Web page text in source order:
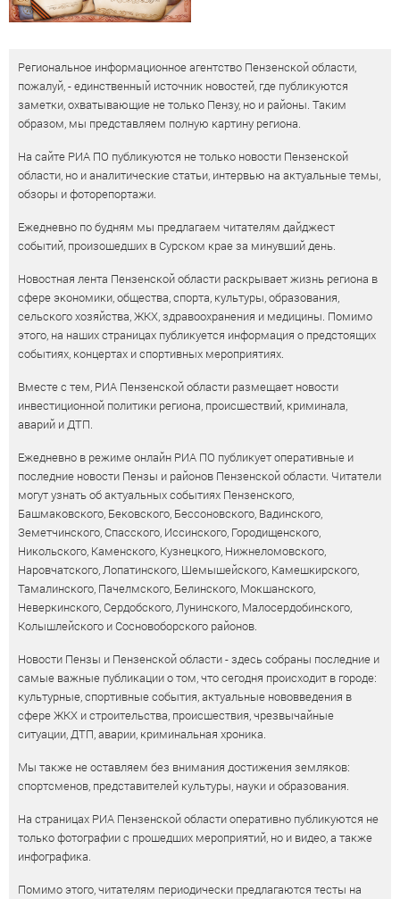
Региональное информационное агентство Пензенской области,
пожалуй, - единственный источник новостей, где публикуются
заметки, охватывающие не только Пензу, но и районы. Таким
образом, мы представляем полную картину региона.
На сайте РИА ПО публикуются не только новости Пензенской
области, но и аналитические статьи, интервью на актуальные темы,
обзоры и фоторепортажи.
Ежедневно по будням мы предлагаем читателям дайджест
событий, произошедших в Сурском крае за минувший день.
Новостная лента Пензенской области раскрывает жизнь региона в
сфере экономики, общества, спорта, культуры, образования,
сельского хозяйства, ЖКХ, здравоохранения и медицины. Помимо
этого, на наших страницах публикуется информация о предстоящих
событиях, концертах и спортивных мероприятиях.
Вместе с тем, РИА Пензенской области размещает новости
инвестиционной политики региона, происшествий, криминала,
аварий и ДТП.
Ежедневно в режиме онлайн РИА ПО публикует оперативные и
последние новости Пензы и районов Пензенской области. Читатели
могут узнать об актуальных событиях Пензенского,
Башмаковского, Бековского, Бессоновского, Вадинского,
Земетчинского, Спасского, Иссинского, Городищенского,
Никольского, Каменского, Кузнецкого, Нижнеломовского,
Наровчатского, Лопатинского, Шемышейского, Камешкирского,
Тамалинского, Пачелмского, Белинского, Мокшанского,
Неверкинского, Сердобского, Лунинского, Малосердобинского,
Колышлейского и Сосновоборского районов.
Новости Пензы и Пензенской области - здесь собраны последние и
самые важные публикации о том, что сегодня происходит в городе:
культурные, спортивные события, актуальные нововведения в
сфере ЖКХ и строительства, происшествия, чрезвычайные
ситуации, ДТП, аварии, криминальная хроника.
Мы также не оставляем без внимания достижения земляков:
спортсменов, представителей культуры, науки и образования.
На страницах РИА Пензенской области оперативно публикуются не
только фотографии с прошедших мероприятий, но и видео, а также
инфографика.
Помимо этого, читателям периодически предлагаются тесты на